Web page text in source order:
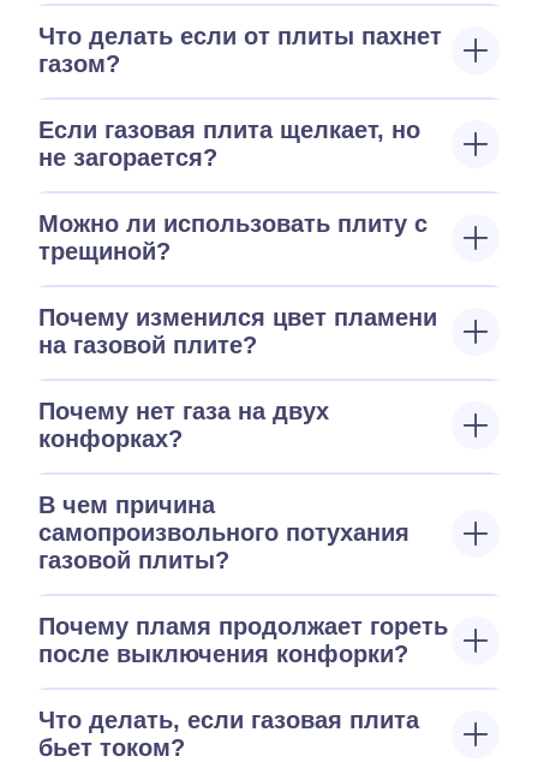
Что делать если от плиты пахнет
газом?
Если газовая плита щелкает, но
не загорается?
Можно ли использовать плиту с
трещиной?
Почему изменился цвет пламени
на газовой плите?
Почему нет газа на двух
конфорках?
В чем причина
самопроизвольного потухания
газовой плиты?
Почему пламя продолжает гореть
после выключения конфорки?
Что делать, если газовая плита
бьет током?